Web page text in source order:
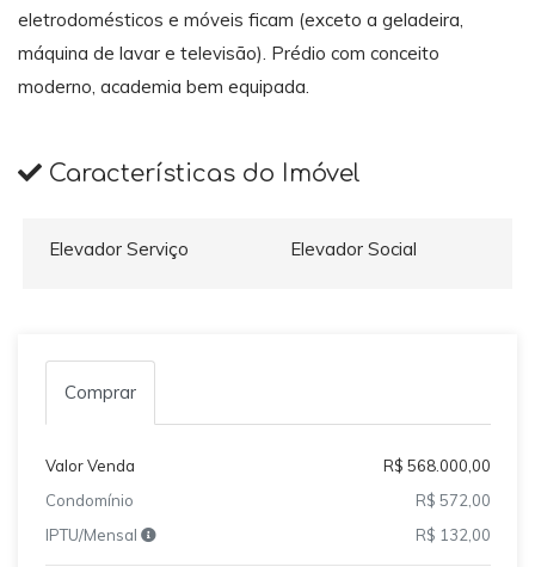
eletrodomésticos e móveis ficam (exceto a geladeira,
máquina de lavar e televisão). Prédio com conceito
moderno, academia bem equipada.
Características do Imóvel
Elevador Serviço Elevador Social
Comprar
Valor Venda
R$ 568.000,00
Condomínio
R$ 572,00
IPTU/Mensal
R$ 132,00